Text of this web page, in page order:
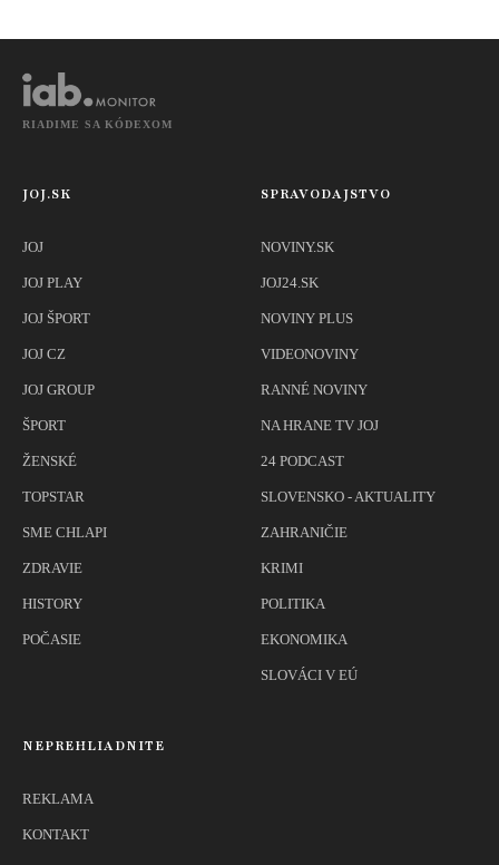
RIADIME SA KÓDEXOM
JOJ.SK
JOJ
JOJ PLAY
JOJ ŠPORT
JOJ CZ
JOJ GROUP
ŠPORT
ŽENSKÉ
TOPSTAR
SME CHLAPI
ZDRAVIE
HISTORY
POČASIE
SPRAVODAJSTVO
NOVINY.SK
JOJ24.SK
NOVINY PLUS
VIDEONOVINY
RANNÉ NOVINY
NA HRANE TV JOJ
24 PODCAST
SLOVENSKO - AKTUALITY
ZAHRANIČIE
KRIMI
POLITIKA
EKONOMIKA
SLOVÁCI V EÚ
NEPREHLIADNITE
REKLAMA
KONTAKT